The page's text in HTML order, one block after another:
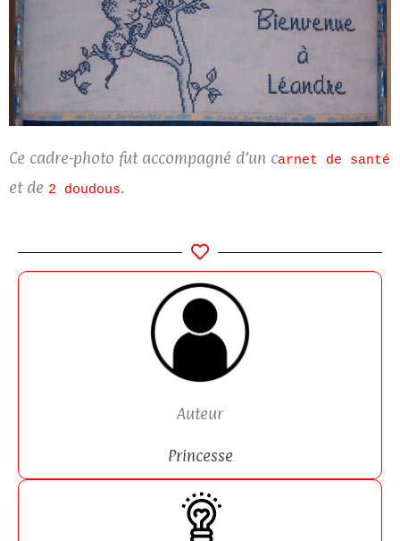
Ce cadre-photo fut accompagné d’un carnet de santé
et de 2 doudous.
Auteur
Princesse